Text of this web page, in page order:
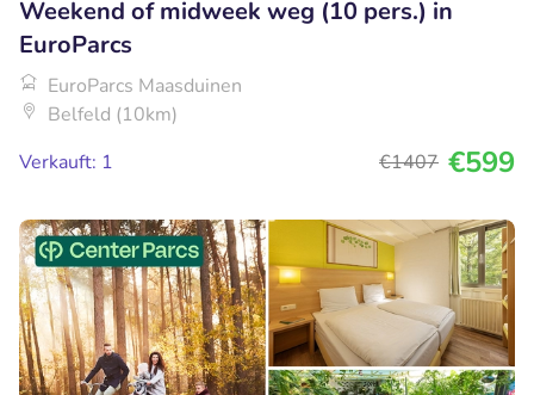
Weekend of midweek weg (10 pers.) in
EuroParcs
EuroParcs Maasduinen
Belfeld (10km)
Verkauft: 1
€1407 €599